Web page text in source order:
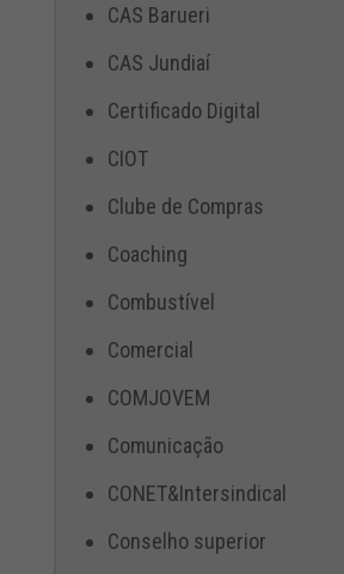
CAS Barueri
CAS Jundiaí
Certificado Digital
CIOT
Clube de Compras
Coaching
Combustível
Comercial
COMJOVEM
Comunicação
CONET&Intersindical
Conselho superior